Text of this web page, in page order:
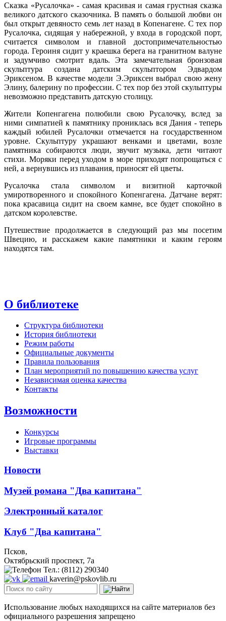
Сказка «Русалочка» - самая красивая и самая грустная сказка
великого датского сказочника. В память о большой любви он
был открыт девяносто семь лет назад в Копенагене. С тех пор
Русалочка, сидящая у набережной, у входа в городской порт,
считается символом и главной достопримечательностью
города. Героиня сидит у краешка берега на гранитном валуне
и задумчиво смотрит вдаль. Эта замечательная бронзовая
скульптура создана датским скульптором Эдвардом
Эриксеном. В качестве модели Э.Эриксен выбрал свою жену
Элину, балерину по профессии. С тех пор без этой скульптуры
невозможно представить датскую столицу.
Жители Копенгагена полюбили свою Русалочку, вслед за
ними симпатией к памятнику прониклась вся Дания - теперь
каждый юбилей Русалочки отмечается на государственном
уровне. Скульптуру украшают венками и цветами, возле
памятника собираются люди, звучит музыка, дети читают
стихи. Моряки перед уходом в море приходят попрощаться с
ней, а вернувшись из плавания, приносят ей цветы.
Русалочка стала символом и визитной карточкой
умиротворенного и спокойного Копенгагена. Датчане верят:
пока красавица сидит на своем камне, все будет спокойно в
датском королевстве.
Путешествие продолжается в следующий раз мы посетим
Швецию, и расскажем какие памятники и каким героям
находятся там.
О библиотеке
Структура библиотеки
История библиотеки
Режим работы
Официальные документы
Правила пользования
План мероприятий по повышению качества услуг
Независимая оценка качества
Контакты
Возможности
Конкурсы
Игровые программы
Выставки
Новости
Музей романа "Два капитана"
Электронный каталог
Клуб "Два капитана"
Псков,
Октябрьский проспект, 7a
Тел.: (8112) 290340
kaverin@pskovlib.ru
Использование любых находящихся на сайте материалов без
официального разрешения запрещено